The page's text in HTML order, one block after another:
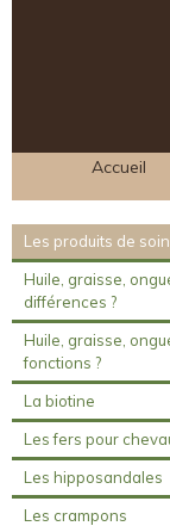
Accueil
Les produits de
Huile, graisse,
différences ?
Huile, graisse,
fonctions ?
La biotine
Les fers pour
Les hipposandales
Les crampons